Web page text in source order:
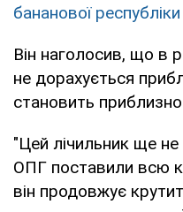
бананової республіки
Він наголосив, що в
не дорахується
становить
"Цей лічильник ще не
ОПГ поставили всю
він продовжує